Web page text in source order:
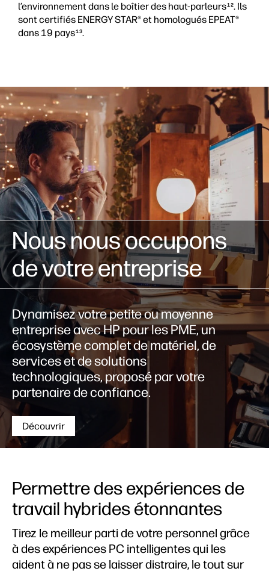
l’environnement dans le boîtier des haut-parleurs12. Ils
sont certifiés ENERGY STAR® et homologués EPEAT®
dans 19 pays13.
Nous nous occupons
de votre entreprise
Dynamisez votre petite ou moyenne
entreprise avec HP pour les PME, un
écosystème complet de matériel, de
services et de solutions
technologiques, proposé par votre
partenaire de confiance.
Découvrir
Permettre des expériences de
travail hybrides étonnantes
Tirez le meilleur parti de votre personnel grâce
à des expériences PC intelligentes qui les
aident à ne pas se laisser distraire, le tout sur